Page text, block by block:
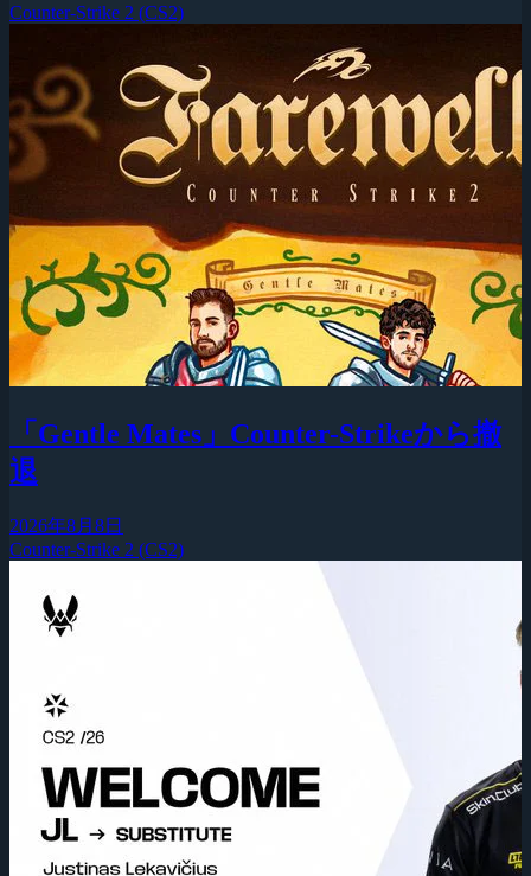
Counter-Strike 2 (CS2)
「Gentle Mates」Counter-Strikeから撤
退
2026年8月8日
Counter-Strike 2 (CS2)